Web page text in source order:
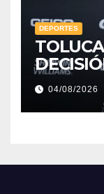
DEPORTES
04/08/2026